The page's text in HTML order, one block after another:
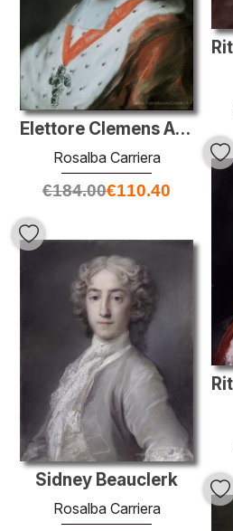
Elettore Clemens Augusto di Colonia
Rosalba Carriera
€184.00€110.40
Sidney Beauclerk
Rosalba Carriera